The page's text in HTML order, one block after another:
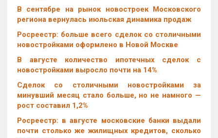
В сентябре на рынок новостроек Московского
региона вернулась июльская динамика продаж
Росреестр: больше всего сделок со столичными
новостройками оформлено в Новой Москве
В августе количество ипотечных сделок с
новостройками выросло почти на 14%
Cделок со столичными новостройками за
минувший месяц стало больше, но не намного —
рост составил 1,2%
Росреестр: в августе московские банки выдали
почти столько же жилищных кредитов, сколько